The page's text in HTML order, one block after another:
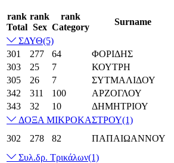
rank
Total
rank
Sex
rank
Category
Surname
ΣΔΥΘ(5)
301
277 64 ΦΟΡΙΔΗΣ
303
25 7 ΚΟΥΤΡΗ
305
26 7 ΣΥΤΜΑΛΙΔΟΥ
342
311 100 ΑΡΖΟΓΛΟΥ
343
32 10 ΔΗΜΗΤΡΙΟΥ
ΔΟΞΑ ΜΙΚΡΟΚΑΣΤΡΟΥ(1)
302
278 82 ΠΑΠΑΙΩΑΝΝΟΥ
Συλ.δρ. Τρικάλων(1)